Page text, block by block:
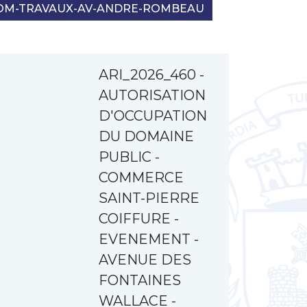
TRAVAUX-AV-ANDRE-ROMBEAU
ARI_2026_460 -
AUTORISATION
D'OCCUPATION
DU DOMAINE
PUBLIC -
COMMERCE
SAINT-PIERRE
COIFFURE -
EVENEMENT -
AVENUE DES
FONTAINES
WALLACE -